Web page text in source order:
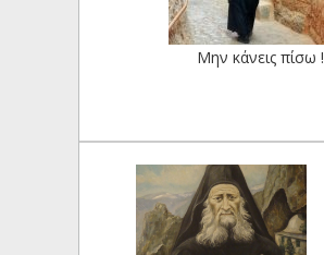
Μην κάνεις πίσω !